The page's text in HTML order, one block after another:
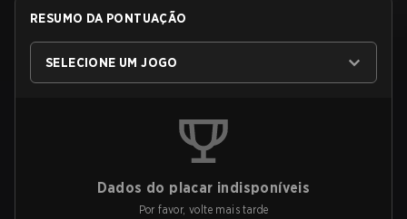
RESUMO DA PONTUAÇÃO
SELECIONE UM JOGO
Dados do placar indisponíveis
Por favor, volte mais tarde